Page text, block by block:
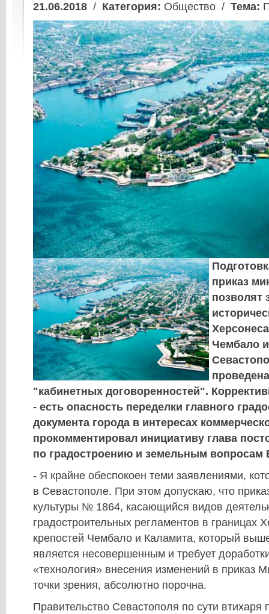
21.06.2018 / Категория: Общество / Тема:
приказ
позволят
Чембало
"кабинетных договоренностей".
- есть опасность переделки главного
документа города в интересах
прокомментировал инициативу глава
по градостроению и земельным вопросам
- Я крайне обеспокоен теми заявлениями,
в Севастополе. При этом допускаю, что
культуры № 1864, касающийся видов
градостроительных регламентов в границах
крепостей Чембало и Каламита, который
является несовершенным и требует
«технология» внесения изменений в приказ
точки зрения, абсолютно порочна.
Правительство Севастополя по сути втихаря